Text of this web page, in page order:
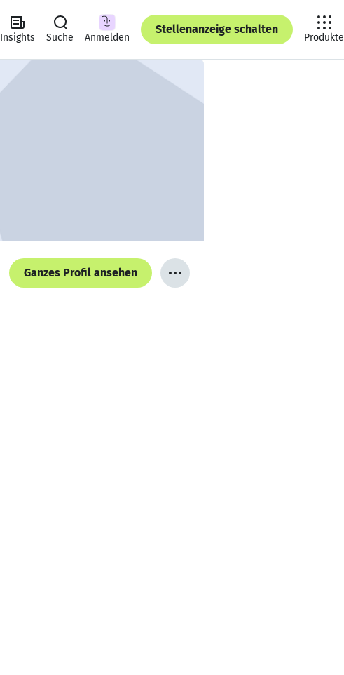
Insights Suche Anmelden
Stellenanzeige schalten
Produkte
Ganzes Profil ansehen